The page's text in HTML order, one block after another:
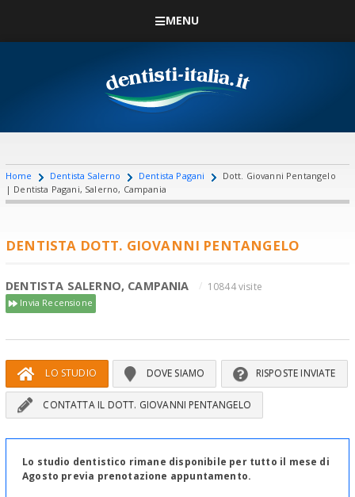
MENU
Home Dentista Salerno Dentista Pagani
Dott. Giovanni Pentangelo
| Dentista Pagani, Salerno, Campania
DENTISTA DOTT. GIOVANNI PENTANGELO
DENTISTA SALERNO, CAMPANIA 10844 visite
Invia Recensione
LO STUDIO DOVE SIAMO RISPOSTE INVIATE
CONTATTA IL DOTT. GIOVANNI PENTANGELO
Lo studio dentistico rimane disponibile per tutto il mese di
Agosto previa prenotazione appuntamento.